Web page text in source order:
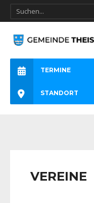
TERMINE
STANDORT
VEREINE